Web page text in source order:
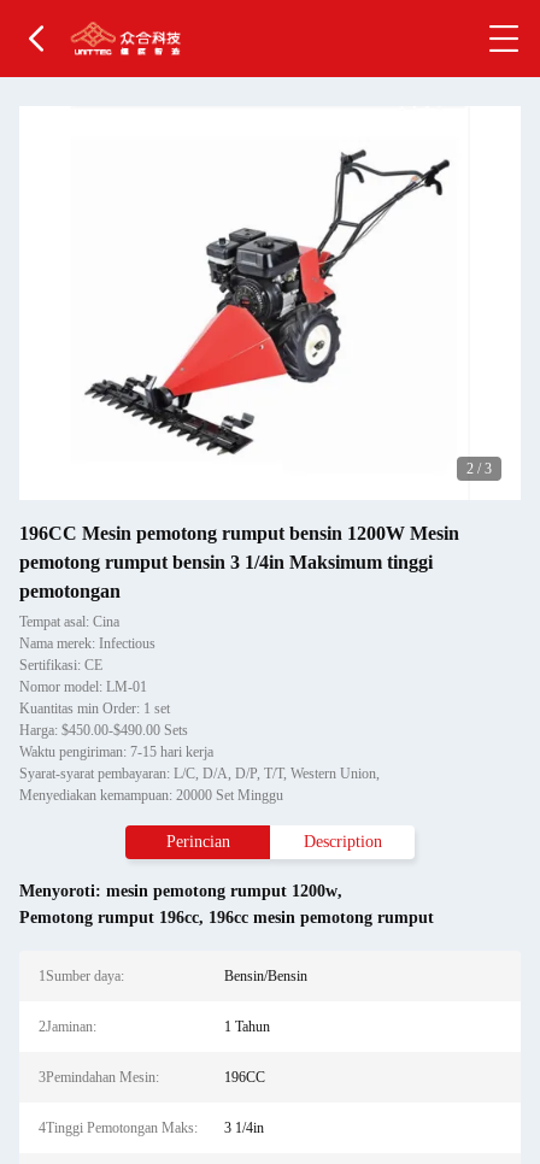
2 / 3
196CC Mesin pemotong rumput bensin 1200W Mesin
pemotong rumput bensin 3 1/4in Maksimum tinggi
pemotongan
Tempat asal: Cina
Nama merek: Infectious
Sertifikasi: CE
Nomor model: LM-01
Kuantitas min Order: 1 set
Harga: $450.00-$490.00 Sets
Waktu pengiriman: 7-15 hari kerja
Syarat-syarat pembayaran: L/C, D/A, D/P, T/T, Western Union,
Menyediakan kemampuan: 20000 Set Minggu
Perincian Description
Menyoroti: mesin pemotong rumput 1200w,
Pemotong rumput 196cc, 196cc mesin pemotong rumput
1Sumber daya: Bensin/Bensin
2Jaminan: 1 Tahun
3Pemindahan Mesin: 196CC
4Tinggi Pemotongan Maks: 3 1/4in